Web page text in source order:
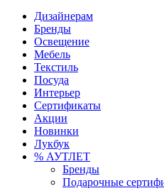
Дизайнерам
Бренды
Освещение
Мебель
Текстиль
Посуда
Интерьер
Сертификаты
Акции
Новинки
Лукбук
% АУТЛЕТ
Бренды
Подарочные